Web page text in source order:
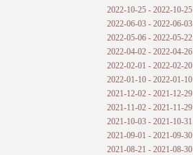
2022-10-25 - 2022-10-25
2022-06-03 - 2022-06-03
2022-05-06 - 2022-05-22
2022-04-02 - 2022-04-26
2022-02-01 - 2022-02-20
2022-01-10 - 2022-01-10
2021-12-02 - 2021-12-29
2021-11-02 - 2021-11-29
2021-10-03 - 2021-10-31
2021-09-01 - 2021-09-30
2021-08-21 - 2021-08-30